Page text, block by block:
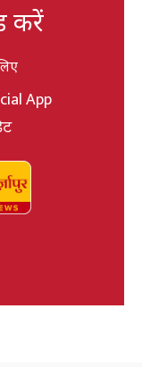
करें
App